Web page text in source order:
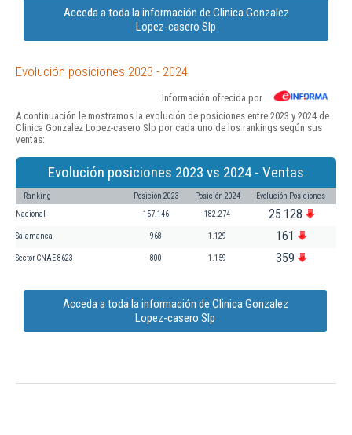
Acceda a toda la información de Clinica Gonzalez
Lopez-casero Slp
Evolución posiciones 2023 - 2024
Información ofrecida por
A continuación le mostramos la evolución de posiciones entre 2023 y 2024 de
Clinica Gonzalez Lopez-casero Slp por cada uno de los rankings según sus
ventas:
Evolución posiciones 2023 vs 2024 - Ventas
Ranking Posición 2023 Posición 2024 Evolución Posiciones
Nacional 157.146 182.274 25.128
Salamanca 968 1.129 161
Sector CNAE 8623 800 1.159 359
Acceda a toda la información de Clinica Gonzalez
Lopez-casero Slp